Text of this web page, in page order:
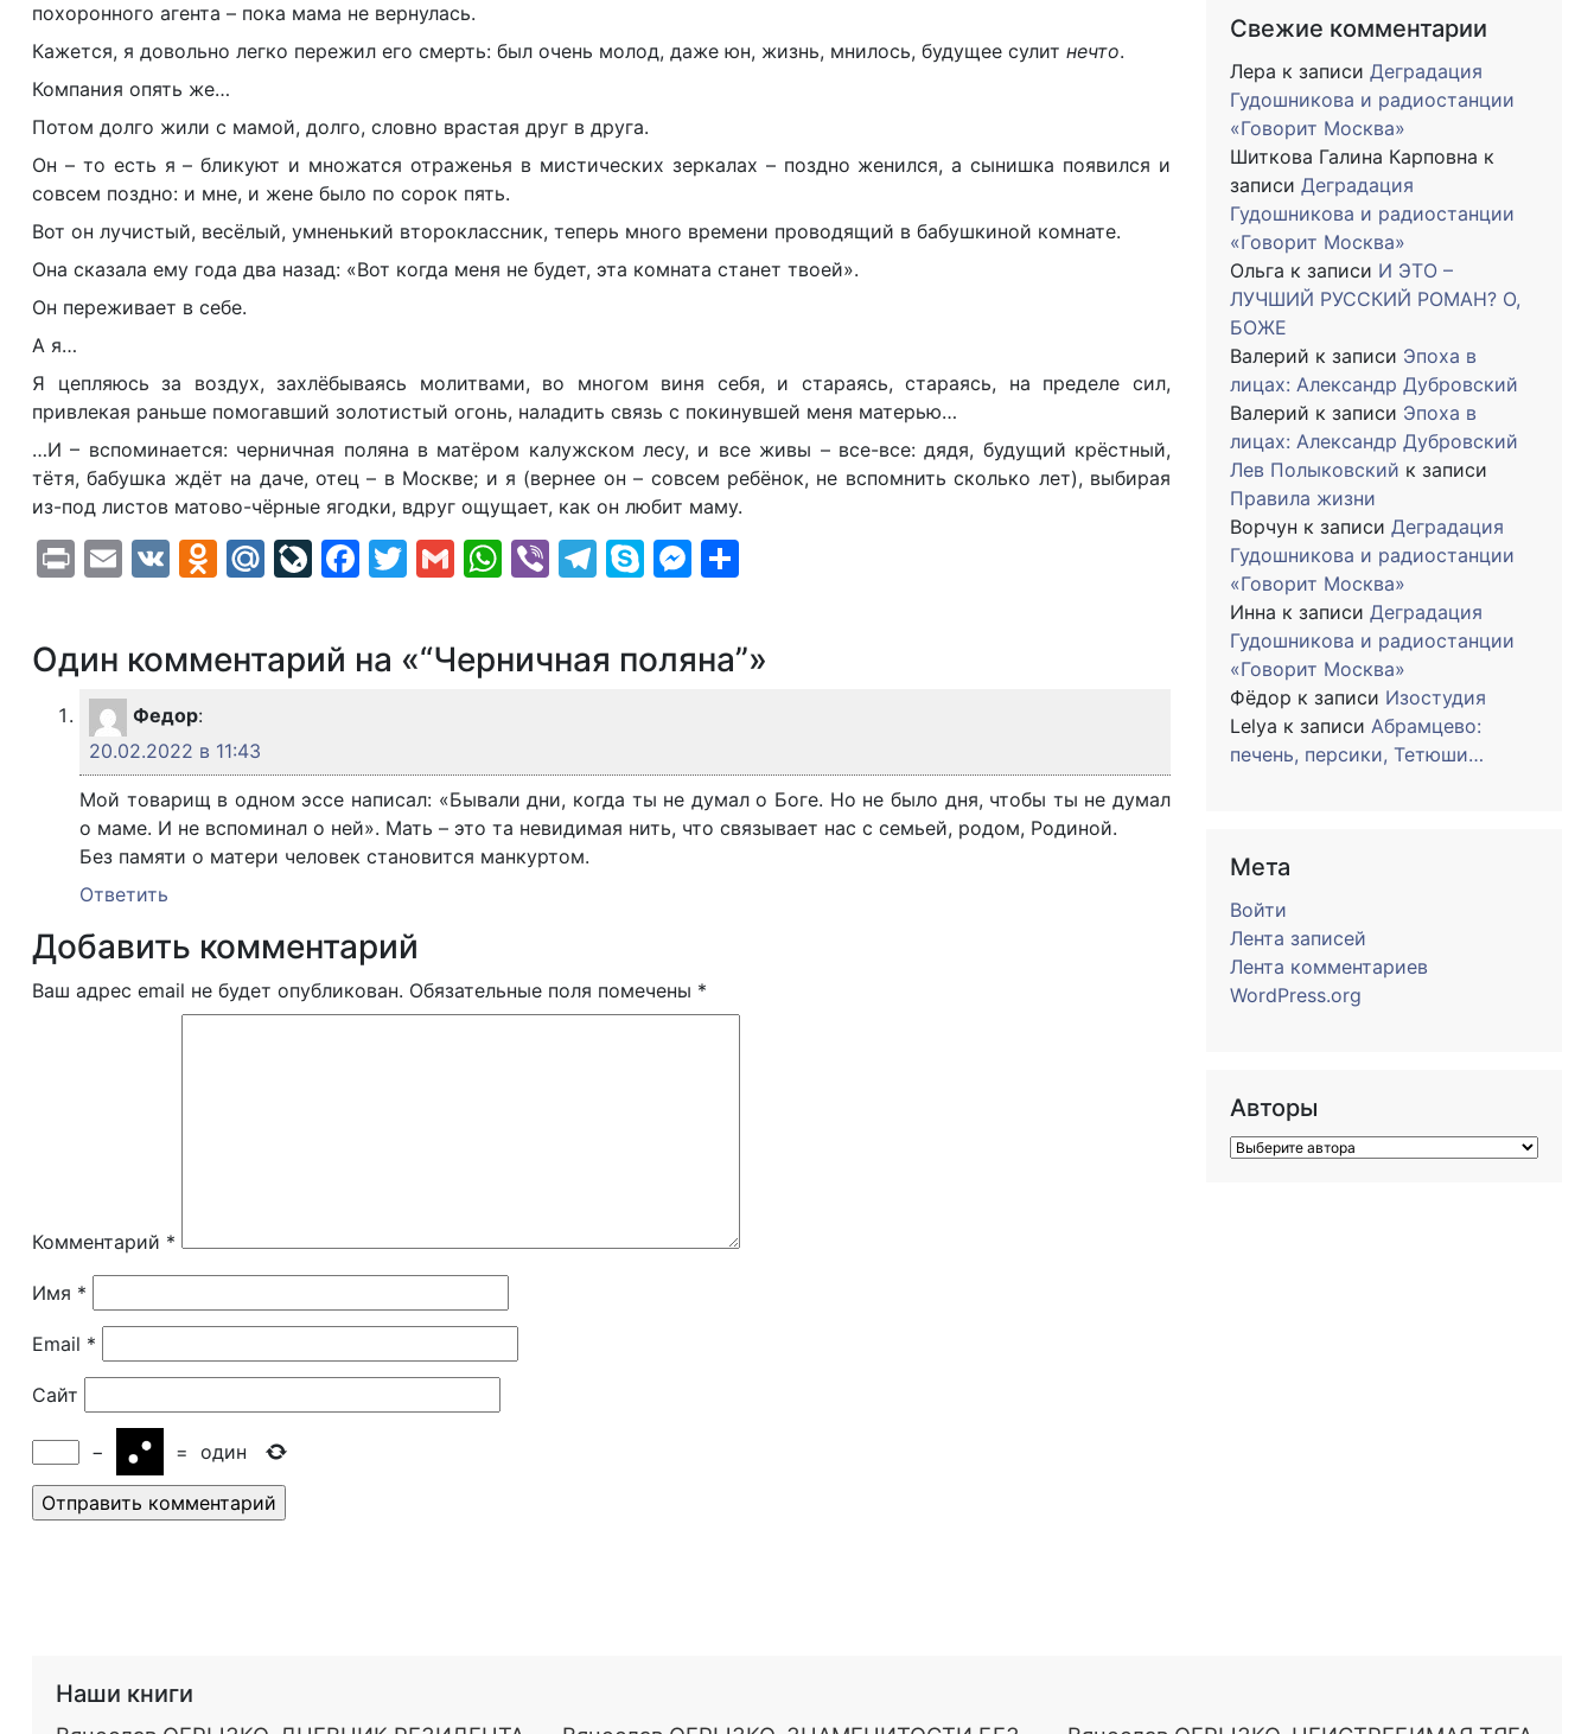
похоронного агента – пока мама не вернулась.
Кажется, я довольно легко пережил его смерть: был очень молод, даже юн, жизнь, мнилось, будущее сулит нечто.
Компания опять же…
Потом долго жили с мамой, долго, словно врастая друг в друга.
Он – то есть я – бликуют и множатся отраженья в мистических зеркалах – поздно женился, а сынишка появился и
совсем поздно: и мне, и жене было по сорок пять.
Вот он лучистый, весёлый, умненький второклассник, теперь много времени проводящий в бабушкиной комнате.
Она сказала ему года два назад: «Вот когда меня не будет, эта комната станет твоей».
Он переживает в себе.
А я…
Я цепляюсь за воздух, захлёбываясь молитвами, во многом виня себя, и стараясь, стараясь, на пределе сил,
привлекая раньше помогавший золотистый огонь, наладить связь с покинувшей меня матерью…
…И – вспоминается: черничная поляна в матёром калужском лесу, и все живы – все-все: дядя, будущий крёстный,
тётя, бабушка ждёт на даче, отец – в Москве; и я (вернее он – совсем ребёнок, не вспомнить сколько лет), выбирая
из-под листов матово-чёрные ягодки, вдруг ощущает, как он любит маму.
PrintEmail
VK Odnoklassniki
Mail.Ru
LiveJournal
Facebook
Twitter
GmailWhatsApp
ViberTelegram
SkypeMessenger
Один комментарий на «“Черничная поляна”»
Федор:
20.02.2022 в 11:43
Мой товарищ в одном эссе написал: «Бывали дни, когда ты не думал о Боге. Но не было дня, чтобы ты не думал
о маме. И не вспоминал о ней». Мать – это та невидимая нить, что связывает нас с семьей, родом, Родиной.
Без памяти о матери человек становится манкуртом.
Ответить
Добавить комментарий
Ваш адрес email не будет опубликован. Обязательные поля помечены *
Комментарий *
Имя *
Email *
Сайт
− = один
Свежие комментарии
Лера к записи Деградация
Гудошникова и радиостанции
«Говорит Москва»
Шиткова Галина Карповна к
записи Деградация
Гудошникова и радиостанции
«Говорит Москва»
Ольга к записи И ЭТО –
ЛУЧШИЙ РУССКИЙ РОМАН? О,
БОЖЕ
Валерий к записи Эпоха в
лицах: Александр Дубровский
Валерий к записи Эпоха в
лицах: Александр Дубровский
Лев Полыковский к записи
Правила жизни
Ворчун к записи Деградация
Гудошникова и радиостанции
«Говорит Москва»
Инна к записи Деградация
Гудошникова и радиостанции
«Говорит Москва»
Фёдор к записи Изостудия
Lelya к записи Абрамцево:
печень, персики, Тетюши…
Мета
Войти
Лента записей
Лента комментариев
WordPress.org
Авторы
Наши книги